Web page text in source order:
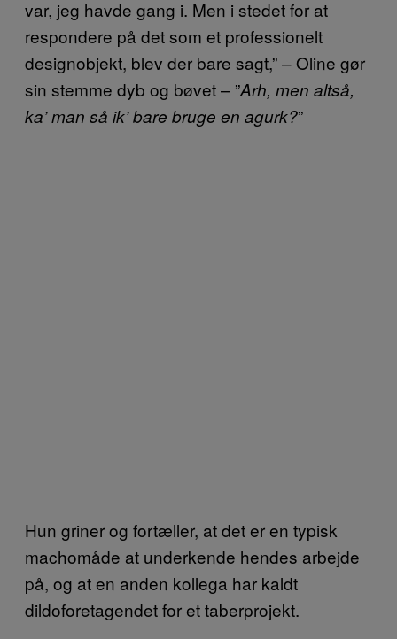
var, jeg havde gang i. Men i stedet for at
respondere på det som et professionelt
designobjekt, blev der bare sagt,” – Oline gør
sin stemme dyb og bøvet – ”Arh, men altså,
ka’ man så ik’ bare bruge en agurk?”
Hun griner og fortæller, at det er en typisk
machomåde at underkende hendes arbejde
på, og at en anden kollega har kaldt
dildoforetagendet for et taberprojekt.